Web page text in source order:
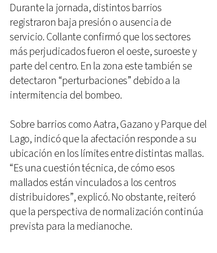
Durante la jornada, distintos barrios
registraron baja presión o ausencia de
servicio. Collante confirmó que los sectores
más perjudicados fueron el oeste, suroeste y
parte del centro. En la zona este también se
detectaron “perturbaciones” debido a la
intermitencia del bombeo.
Sobre barrios como Aatra, Gazano y Parque del
Lago, indicó que la afectación responde a su
ubicación en los límites entre distintas mallas.
“Es una cuestión técnica, de cómo esos
mallados están vinculados a los centros
distribuidores”, explicó. No obstante, reiteró
que la perspectiva de normalización continúa
prevista para la medianoche.